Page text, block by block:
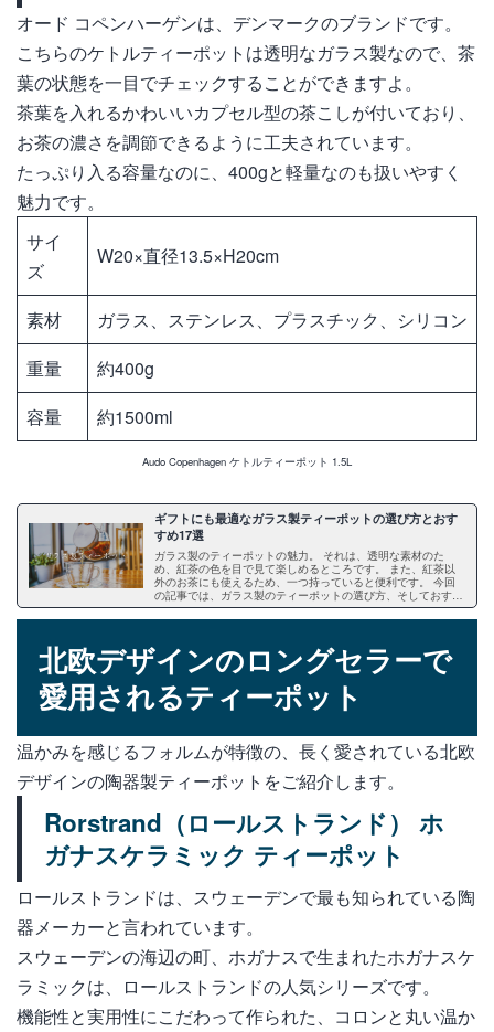
オード コペンハーゲンは、デンマークのブランドです。
こちらのケトルティーポットは透明なガラス製なので、茶
葉の状態を一目でチェックすることができますよ。
茶葉を入れるかわいいカプセル型の茶こしが付いており、
お茶の濃さを調節できるように工夫されています。
たっぷり入る容量なのに、400gと軽量なのも扱いやすく
魅力です。
サイ
ズ
W20×直径13.5×H20cm
素材
ガラス、ステンレス、プラスチック、シリコン
重量
約400g
容量
約1500ml
Audo Copenhagen ケトルティーポット 1.5L
ギフトにも最適なガラス製ティーポットの選び方とおす
すめ17選
ガラス製のティーポットの魅力。 それは、透明な素材のた
め、紅茶の色を目で見て楽しめるところです。 また、紅茶以
外のお茶にも使えるため、一つ持っていると便利です。 今回
の記事では、ガラス製のティーポットの選び方、そしておすす
めのガラス製のティーポットについてご紹介します。 これか
ら、ガラス製のティーポットの購入を考えている方は、ぜひ一
北欧デザインのロングセラーで
愛用されるティーポット
温かみを感じるフォルムが特徴の、長く愛されている北欧
デザインの陶器製ティーポットをご紹介します。
Rorstrand（ロールストランド） ホ
ガナスケラミック ティーポット
ロールストランドは、スウェーデンで最も知られている陶
器メーカーと言われています。
スウェーデンの海辺の町、ホガナスで生まれたホガナスケ
ラミックは、ロールストランドの人気シリーズです。
機能性と実用性にこだわって作られた、コロンと丸い温か